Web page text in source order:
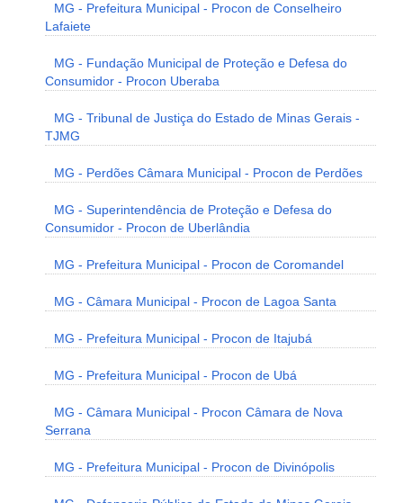
MG - Prefeitura Municipal - Procon de Conselheiro
Lafaiete
MG - Fundação Municipal de Proteção e Defesa do
Consumidor - Procon Uberaba
MG - Tribunal de Justiça do Estado de Minas Gerais -
TJMG
MG - Perdões Câmara Municipal - Procon de Perdões
MG - Superintendência de Proteção e Defesa do
Consumidor - Procon de Uberlândia
MG - Prefeitura Municipal - Procon de Coromandel
MG - Câmara Municipal - Procon de Lagoa Santa
MG - Prefeitura Municipal - Procon de Itajubá
MG - Prefeitura Municipal - Procon de Ubá
MG - Câmara Municipal - Procon Câmara de Nova
Serrana
MG - Prefeitura Municipal - Procon de Divinópolis